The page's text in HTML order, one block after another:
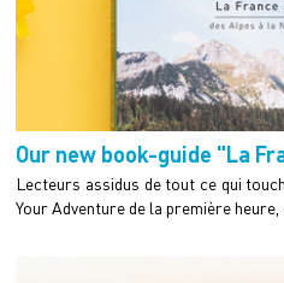
Our new book-guide "La
Lecteurs assidus de tout ce qui
Your Adventure de la première heure,